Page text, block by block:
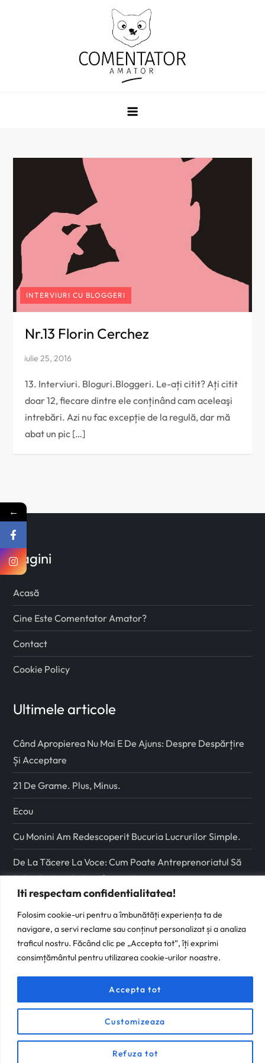
Iti respectam confidentialitatea!
Folosim cookie-uri pentru a îmbunătăți experiența ta de
navigare, a servi reclame sau conținut personalizat și a analiza
traficul nostru. Făcând clic pe „Accepta tot”, îți exprimi
consimțământul pentru utilizarea cookie-urilor noastre.
Customizeaza
Refuza tot
Accepta tot
INTERVIURI CU BLOGGERI
Nr.13 Florin Cerchez
13. Interviuri. Bloguri.Bloggeri. Le-ați citit? Ați citit
doar 12, fiecare dintre ele conținând cam aceleaşi
intrebări. Azi nu fac excepție de la regulă, dar mă
abat un pic […]
Pagini
Acasă
Cine Este Comentator Amator?
Contact
Cookie Policy
Ultimele articole
Când Apropierea Nu Mai E De Ajuns: Despre Despărțire
Și Acceptare
21 De Grame. Plus, Minus.
Ecou
Cu Monini Am Redescoperit Bucuria Lucrurilor Simple.
De La Tăcere La Voce: Cum Poate Antreprenoriatul Să
Schimbe Școala Românească
Urmareste-ma pe
Facebook
←